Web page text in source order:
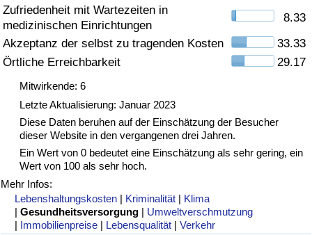
Zufriedenheit mit Wartezeiten in
medizinischen Einrichtungen
8.33
Akzeptanz der selbst zu tragenden Kosten
33.33
Örtliche Erreichbarkeit
29.17
Mitwirkende: 6
Letzte Aktualisierung: Januar 2023
Diese Daten beruhen auf der Einschätzung der Besucher
dieser Website in den vergangenen drei Jahren.
Ein Wert von 0 bedeutet eine Einschätzung als sehr gering, ein
Wert von 100 als sehr hoch.
Mehr Infos:
Lebenshaltungskosten | Kriminalität | Klima
|Gesundheitsversorgung | Umweltverschmutzung
| Immobilienpreise | Lebensqualität |Verkehr
Gesundheitsversorgungs-Index
Gesundheitsversorgungs-Index nach Land
Umweltverschmutzung
Umweltverschmutzungs-Index (aktuell)
Verschmutzungsindex
Umweltverschmutzungs-Index nach Land
Verkehr